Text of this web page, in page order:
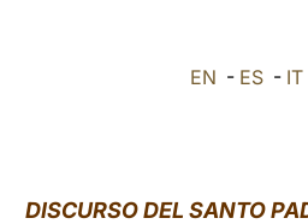
EN - ES- IT
DISCURSO DEL SANTO